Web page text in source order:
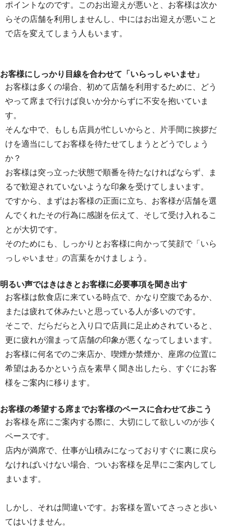
ポイントなのです。このお出迎えが悪いと、お客様は次か
らその店舗を利用しませんし、中にはお出迎えが悪いこと
で店を変えてしまう人もいます。
お客様にしっかり目線を合わせて「いらっしゃいませ」
お客様は多くの場合、初めて店舗を利用するために、どう
やって席まで行けば良いか分からずに不安を抱いていま
す。
そんな中で、もしも店員が忙しいからと、片手間に挨拶だ
けを適当にしてお客様を待たせてしまうとどうでしょう
か？
お客様は突っ立った状態で順番を待たなければならず、ま
るで歓迎されていないような印象を受けてしまいます。
ですから、まずはお客様の正面に立ち、お客様が店舗を選
んでくれたその行為に感謝を伝えて、そして受け入れるこ
とが大切です。
そのためにも、しっかりとお客様に向かって笑顔で「いら
っしゃいませ」の言葉をかけましょう。
明るい声ではきはきとお客様に必要事項を聞き出す
お客様は飲食店に来ている時点で、かなり空腹であるか、
または疲れて休みたいと思っている人が多いのです。
そこで、だらだらと入り口で店員に足止めされていると、
更に疲れが溜まって店舗の印象が悪くなってしまいます。
お客様に何名でのご来店か、喫煙か禁煙か、座席の位置に
希望はあるかという点を素早く聞き出したら、すぐにお客
様をご案内に移ります。
お客様の希望する席までお客様のペースに合わせて歩こう
お客様を席にご案内する際に、大切にして欲しいのが歩く
ペースです。
店内が満席で、仕事が山積みになっておりすぐに裏に戻ら
なければいけない場合、ついお客様を足早にご案内してし
まいます。
しかし、それは間違いです。お客様を置いてさっさと歩い
てはいけません。